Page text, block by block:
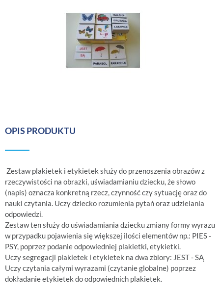
OPIS PRODUKTU
Zestaw plakietek i etykietek służy do przenoszenia obrazów z
rzeczywistości na obrazki, uświadamianiu dziecku, że słowo
(napis) oznacza konkretną rzecz, czynność czy sytuację oraz do
nauki czytania. Uczy dziecko rozumienia pytań oraz udzielania
odpowiedzi.
Zestaw ten służy do uświadamiania dziecku zmiany formy wyrazu
w przypadku pojawienia się większej ilości elementów np.: PIES -
PSY, poprzez podanie odpowiedniej plakietki, etykietki.
Uczy segregacji plakietek i etykietek na dwa zbiory: JEST - SĄ
Uczy czytania całymi wyrazami (czytanie globalne) poprzez
dokładanie etykietek do odpowiednich plakietek.